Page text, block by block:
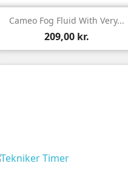
 Vis
Cameo Fog Fluid With Very...
209,00 kr.